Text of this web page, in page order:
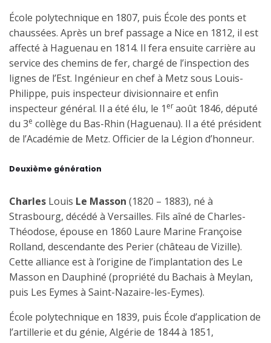
École polytechnique en 1807, puis École des ponts et
chaussées. Après un bref passage a Nice en 1812, il est
affecté à Haguenau en 1814. Il fera ensuite carrière au
service des chemins de fer, chargé de l’inspection des
lignes de l’Est. Ingénieur en chef à Metz sous Louis-
Philippe, puis inspecteur divisionnaire et enfin
inspecteur général. Il a été élu, le 1 eraoût 1846, député
du 3e collège du Bas-Rhin (Haguenau). Il a été président
de l’Académie de Metz. Officier de la Légion d’honneur.
Deuxième génération
Charles Louis Le Masson (1820 – 1883), né à
Strasbourg, décédé à Versailles. Fils aîné de Charles-
Théodose, épouse en 1860 Laure Marine Françoise
Rolland, descendante des Perier (château de Vizille).
Cette alliance est à l’origine de l’implantation des Le
Masson en Dauphiné (propriété du Bachais à Meylan,
puis Les Eymes à Saint-Nazaire-les-Eymes).
École polytechnique en 1839, puis École d’application de
l’artillerie et du génie, Algérie de 1844 à 1851,